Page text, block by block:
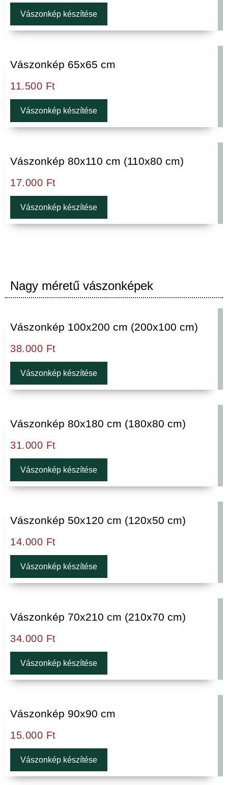
Vászonkép készítése
Vászonkép 65x65 cm
11.500 Ft
Vászonkép készítése
Vászonkép 80x110 cm (110x80 cm)
17.000 Ft
Vászonkép készítése
Nagy méretű vászonképek
Vászonkép 100x200 cm (200x100 cm)
38.000 Ft
Vászonkép készítése
Vászonkép 80x180 cm (180x80 cm)
31.000 Ft
Vászonkép készítése
Vászonkép 50x120 cm (120x50 cm)
14.000 Ft
Vászonkép készítése
Vászonkép 70x210 cm (210x70 cm)
34.000 Ft
Vászonkép készítése
Vászonkép 90x90 cm
15.000 Ft
Vászonkép készítése